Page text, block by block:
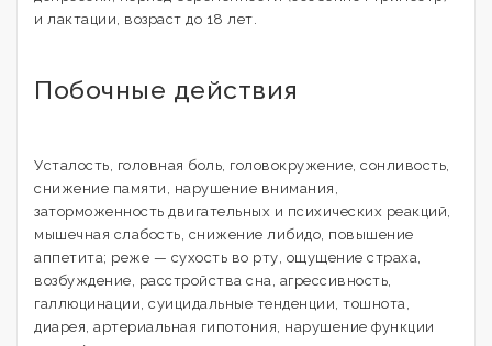
и лактации, возраст до 18 лет.
Побочные действия
Усталость, головная боль, головокружение, сонливость,
снижение памяти, нарушение внимания,
заторможенность двигательных и психических реакций,
мышечная слабость, снижение либидо, повышение
аппетита; реже — сухость во рту, ощущение страха,
возбуждение, расстройства сна, агрессивность,
галлюцинации, суицидальные тенденции, тошнота,
диарея, артериальная гипотония, нарушение функции